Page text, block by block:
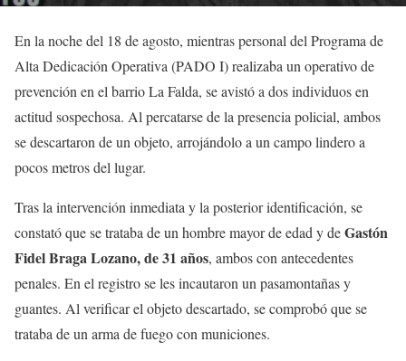
En la noche del 18 de agosto, mientras personal del Programa de
Alta Dedicación Operativa (PADO I) realizaba un operativo de
prevención en el barrio La Falda, se avistó a dos individuos en
actitud sospechosa. Al percatarse de la presencia policial, ambos
se descartaron de un objeto, arrojándolo a un campo lindero a
pocos metros del lugar.
Tras la intervención inmediata y la posterior identificación, se
constató que se trataba de un hombre mayor de edad y deGastón
Fidel Braga Lozano, de 31 años, ambos con antecedentes
penales. En el registro se les incautaron un pasamontañas y
guantes. Al verificar el objeto descartado, se comprobó que se
trataba de un arma de fuego con municiones.